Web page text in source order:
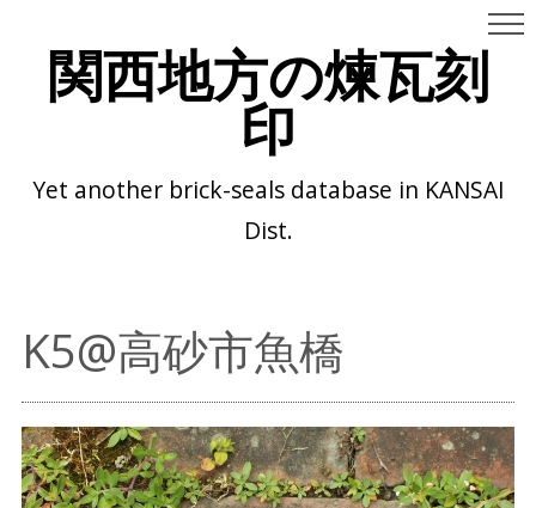
関西地方の煉瓦刻
印
Yet another brick-seals database in KANSAI
Dist.
K5@高砂市魚橋